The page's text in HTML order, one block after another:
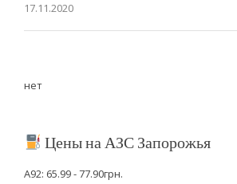
17.11.2020
нет
Цены на АЗС Запорожья
А92: 65.99 - 77.90грн.